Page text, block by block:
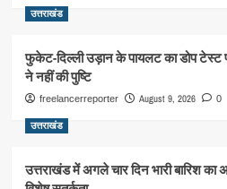
उत्तराखंड
फुकेट-दिल्ली उड़ान के पायलट का डोप टेस्ट
ने नहीं की पुष्टि
freelancerreporter August 9, 2026 0
उत्तराखंड
उत्तराखंड में अगले चार दिन भारी बारिश का